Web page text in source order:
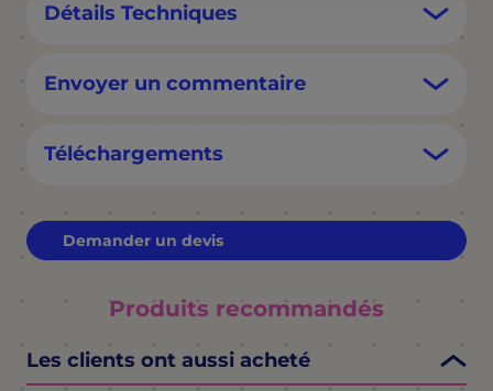
Détails Techniques
Envoyer un commentaire
Téléchargements
Demander un devis
Produits recommandés
Les clients ont aussi acheté